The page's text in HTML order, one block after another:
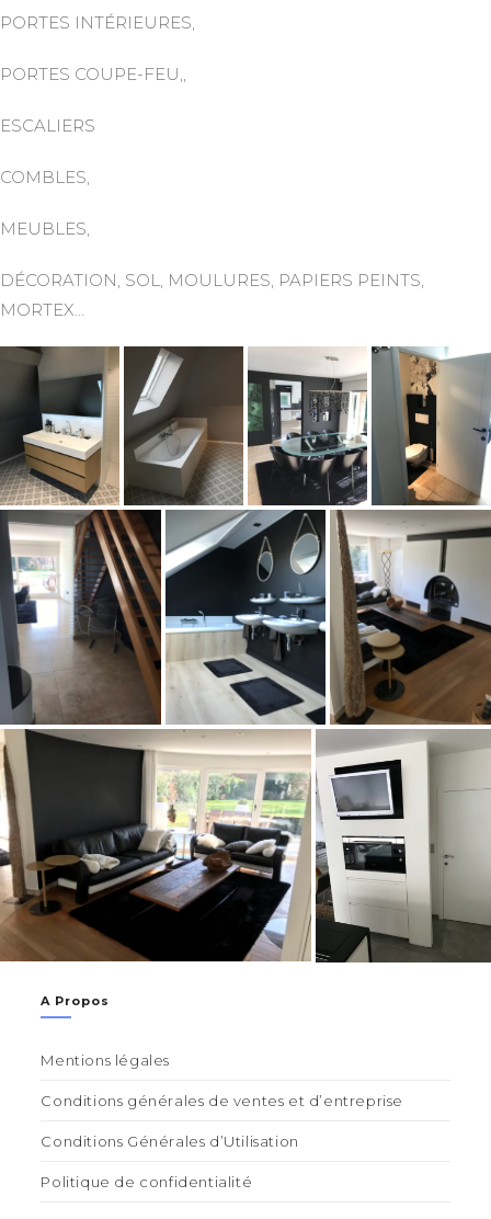
PORTES INTÉRIEURES,
PORTES COUPE-FEU,,
ESCALIERS
COMBLES,
MEUBLES,
DÉCORATION, SOL, MOULURES, PAPIERS PEINTS,
MORTEX…
A Propos
Mentions légales
Conditions générales de ventes et d’entreprise
Conditions Générales d’Utilisation
Politique de confidentialité